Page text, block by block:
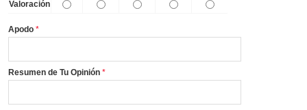
Valoración
Apodo
Resumen de Tu Opinión